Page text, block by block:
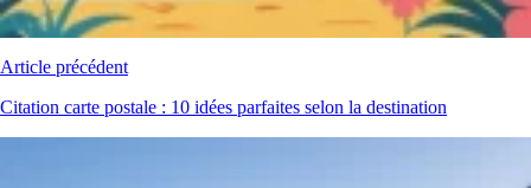
Article précédent
Citation carte postale : 10 idées parfaites selon la destination